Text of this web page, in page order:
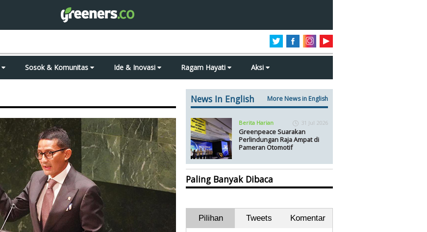
Sosok & Komunitas Ide & Inovasi Ragam Hayati Aksi
News In English More News in English
Berita Harian 31 Jul 2026
Greenpeace Suarakan
Perlindungan Raja Ampat di
Pameran Otomotif
Paling Banyak Dibaca
Pilihan Tweets Komentar